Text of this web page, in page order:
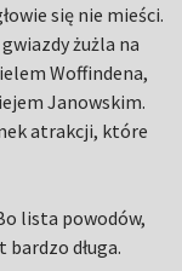
się nie mieści.
żużla na
Woffindena,
Janowskim.
atrakcji, które
lista powodów,
długa.